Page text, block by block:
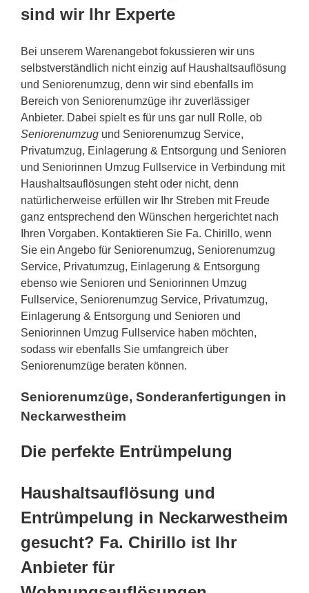
sind wir Ihr Experte
Bei unserem Warenangebot fokussieren wir uns
selbstverständlich nicht einzig auf Haushaltsauflösung
und Seniorenumzug, denn wir sind ebenfalls im
Bereich von Seniorenumzüge ihr zuverlässiger
Anbieter. Dabei spielt es für uns gar null Rolle, ob
Seniorenumzug und Seniorenumzug Service,
Privatumzug, Einlagerung & Entsorgung und Senioren
und Seniorinnen Umzug Fullservice in Verbindung mit
Haushaltsauflösungen steht oder nicht, denn
natürlicherweise erfüllen wir Ihr Streben mit Freude
ganz entsprechend den Wünschen hergerichtet nach
Ihren Vorgaben. Kontaktieren Sie Fa. Chirillo, wenn
Sie ein Angebo für Seniorenumzug, Seniorenumzug
Service, Privatumzug, Einlagerung & Entsorgung
ebenso wie Senioren und Seniorinnen Umzug
Fullservice, Seniorenumzug Service, Privatumzug,
Einlagerung & Entsorgung und Senioren und
Seniorinnen Umzug Fullservice haben möchten,
sodass wir ebenfalls Sie umfangreich über
Seniorenumzüge beraten können.
Seniorenumzüge, Sonderanfertigungen in
Neckarwestheim
Die perfekte Entrümpelung
Haushaltsauflösung und
Entrümpelung in Neckarwestheim
gesucht? Fa. Chirillo ist Ihr
Anbieter für